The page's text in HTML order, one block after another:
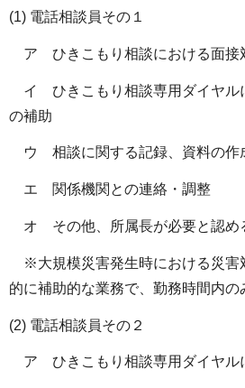
(1) 電話相談員その１
ア ひきこもり相談における面接
イ ひきこもり相談専用ダイヤル
の補助
ウ 相談に関する記録、資料の作
エ 関係機関との連絡・調整
オ その他、所属長が必要と認め
※大規模災害発生時における災害
的に補助的な業務で、勤務時間内の
(2) 電話相談員その２
ア ひきこもり相談専用ダイヤル